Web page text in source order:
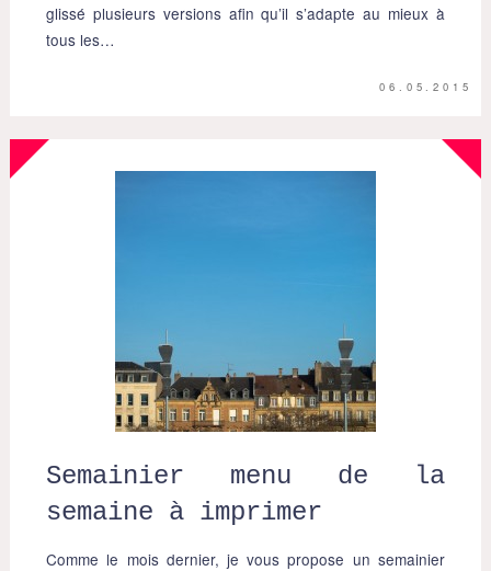
glissé plusieurs versions afin qu’il s’adapte au mieux à
tous les…
06.05.2015
Semainier menu de la
semaine à imprimer
Comme le mois dernier, je vous propose un semainier